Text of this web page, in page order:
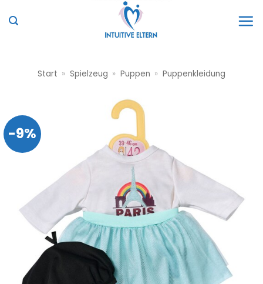
Inhalt
Start » Spielzeug » Puppen » Puppenkleidung
-9%